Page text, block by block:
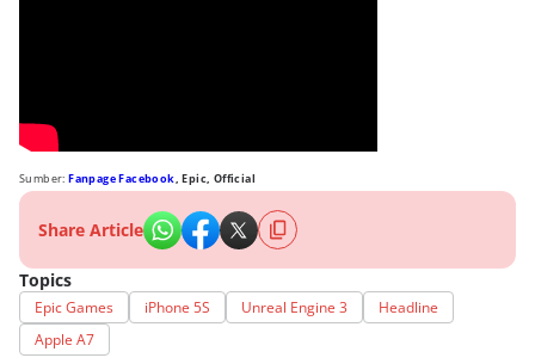
Sumber:Fanpage Facebook, Epic, Official
Share Article
Topics
Epic Games iPhone 5S Unreal Engine 3
Headline
Apple A7